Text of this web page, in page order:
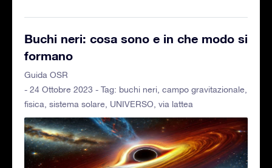
Buchi neri: cosa sono e in che modo si
formano
Guida OSR
- 24 Ottobre 2023 - Tag: buchi neri campo gravitazionale
fisica sistema solare UNIVERSO via lattea